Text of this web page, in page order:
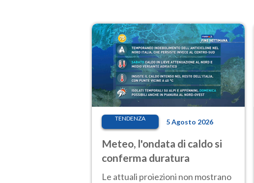
TENDENZA 5 Agosto 2026
Meteo, l'ondata di caldo si
conferma duratura
Le attuali proiezioni non mostrano